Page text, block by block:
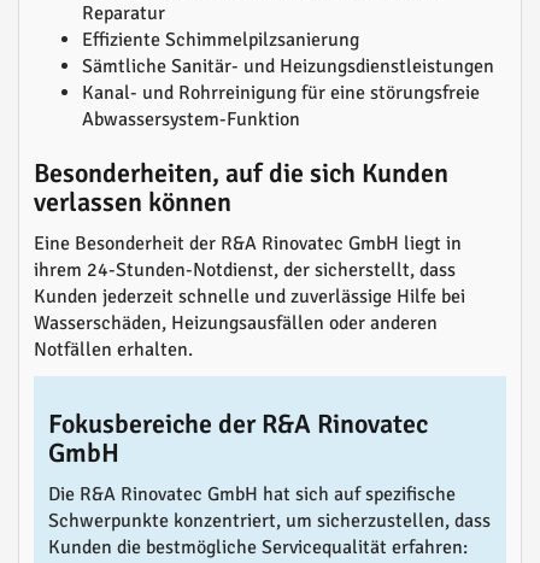
Reparatur
Effiziente Schimmelpilzsanierung
Sämtliche Sanitär- und Heizungsdienstleistungen
Kanal- und Rohrreinigung für eine störungsfreie
Abwassersystem-Funktion
Besonderheiten, auf die sich Kunden
verlassen können
Eine Besonderheit der R&A Rinovatec GmbH liegt in
ihrem 24-Stunden-Notdienst, der sicherstellt, dass
Kunden jederzeit schnelle und zuverlässige Hilfe bei
Wasserschäden, Heizungsausfällen oder anderen
Notfällen erhalten.
Fokusbereiche der R&A Rinovatec
GmbH
Die R&A Rinovatec GmbH hat sich auf spezifische
Schwerpunkte konzentriert, um sicherzustellen, dass
Kunden die bestmögliche Servicequalität erfahren: